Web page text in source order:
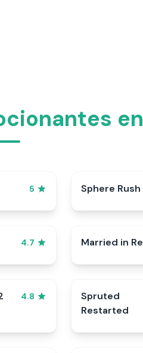
5 Sphere Rush
4.7 Married in
4.8
Spruted
Restarted